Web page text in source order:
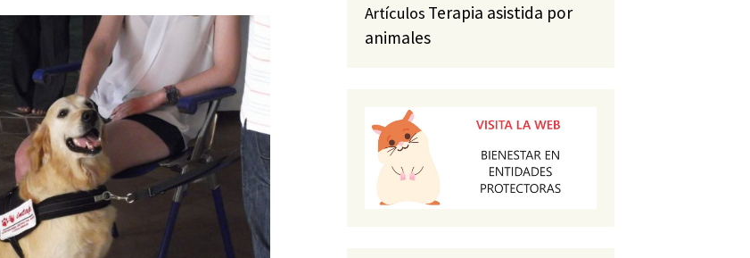
Artículos Terapia asistida por
animales